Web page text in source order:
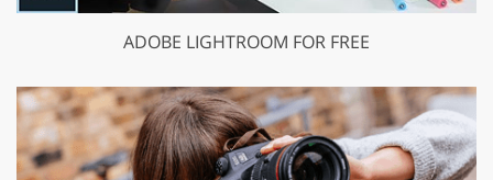
ADOBE LIGHTROOM FOR FREE